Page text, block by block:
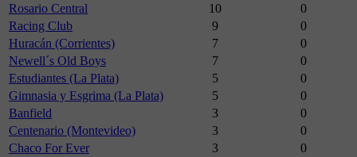
Rosario Central
10
0
Racing Club
9
0
Huracán (Corrientes)
7
0
Newell´s Old Boys
7
0
Estudiantes (La Plata)
5
0
Gimnasia y Esgrima (La Plata)
5
0
Banfield
3
0
Centenario (Montevideo)
3
0
Chaco For Ever
3
0